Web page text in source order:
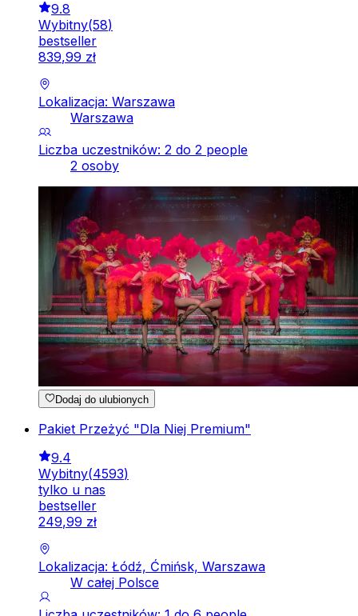
9.8
Wybitny(58)
bestseller
839,99 zł
Lokalizacja: Warszawa
Warszawa
Liczba uczestników: 2 do 2 people
2 osoby
Dodaj do ulubionych
Pakiet Przeżyć "Dla Niej Premium"
9.4
Wybitny(4593)
tylko u nas
bestseller
249,99 zł
Lokalizacja: Łódź, Ćmińsk, Warszawa
W całej Polsce